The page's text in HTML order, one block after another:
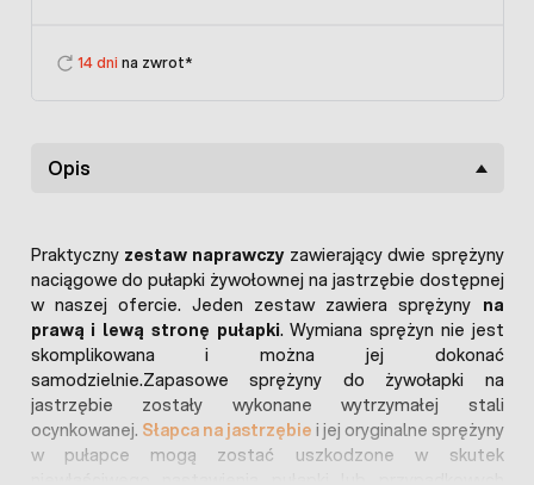
14 dni na zwrot*
Opis
Praktyczny zestaw naprawczyzawierający dwie sprężyny
naciągowe do pułapki żywołownej na jastrzębie dostępnej
w naszej ofercie. Jeden zestaw zawiera sprężyny na
prawą i lewą stronę pułapki. Wymiana sprężyn nie jest
skomplikowana i można jej dokonać
samodzielnie.Zapasowe sprężyny do żywołapki na
jastrzębie zostały wykonane wytrzymałej stali
ocynkowanej. Słapca na jastrzębie i jej oryginalne sprężyny
w pułapce mogą zostać uszkodzone w skutek